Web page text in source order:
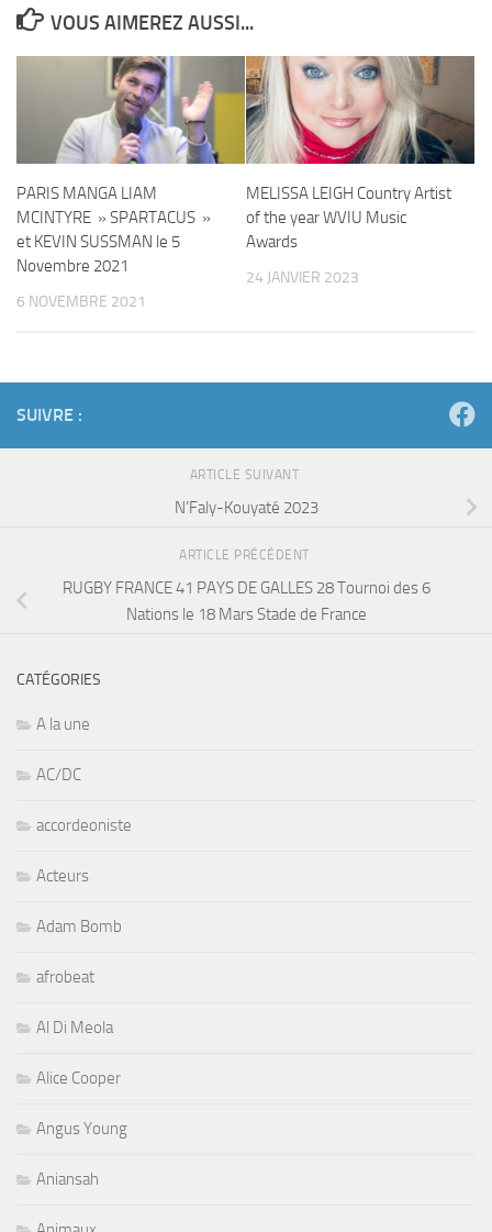
VOUS AIMEREZ AUSSI...
PARIS MANGA LIAM
MCINTYRE » SPARTACUS »
et KEVIN SUSSMAN le 5
Novembre 2021
6 NOVEMBRE 2021
MELISSA LEIGH Country Artist
of the year WVIU Music
Awards
24 JANVIER 2023
SUIVRE :
ARTICLE SUIVANT
N’Faly-Kouyaté 2023
ARTICLE PRÉCÉDENT
RUGBY FRANCE 41 PAYS DE GALLES 28 Tournoi des 6
Nations le 18 Mars Stade de France
CATÉGORIES
A la une
AC/DC
accordeoniste
Acteurs
Adam Bomb
afrobeat
Al Di Meola
Alice Cooper
Angus Young
Aniansah